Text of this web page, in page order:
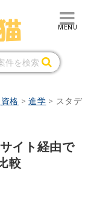
格 >進学 > スタデ
イト経由で
較